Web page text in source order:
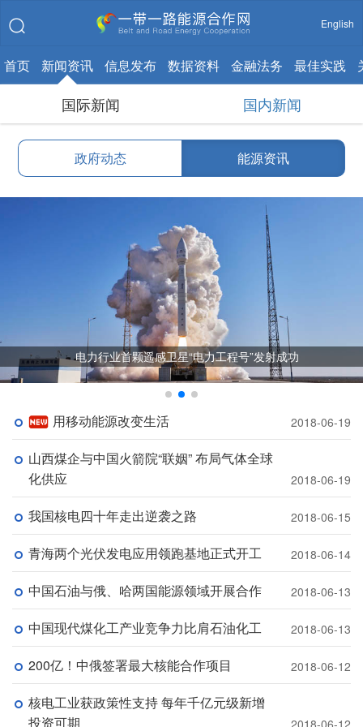
English
首页 新闻资讯 信息发布 数据资料 金融法务 最佳实践
国际新闻 国内新闻
政府动态 能源资讯
电力行业首颗遥感卫星“电力工程号”发射成功
用移动能源改变生活 2018-06-19
山西煤企与中国火箭院“联姻” 布局气体全球
化供应
2018-06-19
我国核电四十年走出逆袭之路 2018-06-15
青海两个光伏发电应用领跑基地正式开工 2018-06-14
中国石油与俄、哈两国能源领域开展合作 2018-06-13
中国现代煤化工产业竞争力比肩石油化工 2018-06-13
200亿！中俄签署最大核能合作项目 2018-06-12
核电工业获政策性支持 每年千亿元级新增
投资可期
2018-06-12